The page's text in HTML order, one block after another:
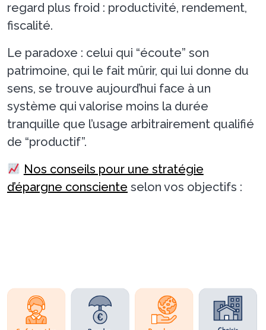
regard plus froid : productivité, rendement,
fiscalité.
Le paradoxe : celui qui “écoute” son
patrimoine, qui le fait mûrir, qui lui donne du
sens, se trouve aujourd’hui face à un
système qui valorise moins la durée
tranquille que l’usage arbitrairement qualifié
de “productif”.
Nos conseils pour une stratégie
d’épargne consciente selon vos objectifs :